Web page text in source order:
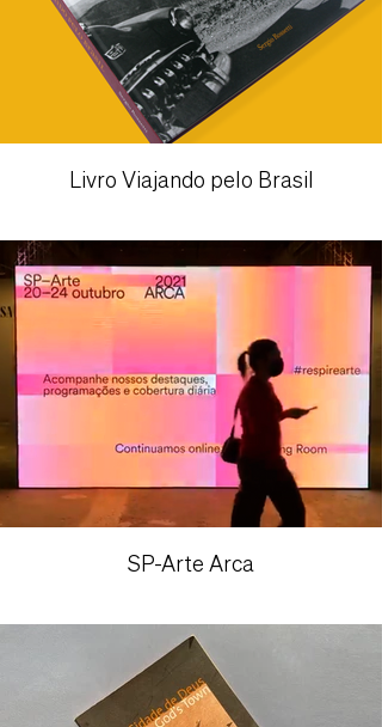
Livro Viajando pelo Brasil
SP-Arte Arca